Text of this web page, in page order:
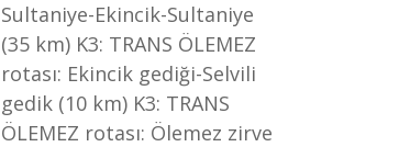
Sultaniye-Ekincik-Sultaniye
(35 km) K3: TRANS ÖLEMEZ
rotası: Ekincik gediği-Selvili
gedik (10 km) K3: TRANS
ÖLEMEZ rotası: Ölemez zirve